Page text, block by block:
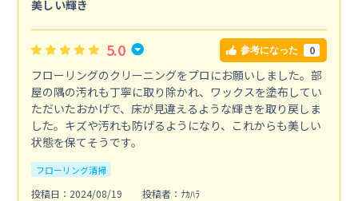
美しい輝き
5.0 参考になった 0
フローリングのクリーニングをプロにお願いしました。部
屋の隅の汚れも丁寧に取り除かれ、ワックスを塗布してい
ただいたおかげで、床が見違えるような輝きを取り戻しま
した。キズや汚れも防げるようになり、これからも美しい
状態を保てそうです。
フローリング清掃
投稿日：2024/08/19
投稿者：ﾅｶﾊﾗ